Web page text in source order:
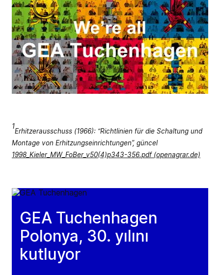
1
Erhitzerausschuss (1966): “Richtlinien für die Schaltung und
Montage von Erhitzungseinrichtungen”, güncel
1998_Kieler_MW_FoBer_v50(4)p343-356.pdf (openagrar.de)
GEA Tuchenhagen
Polonya, 30. yılını
kutluyor